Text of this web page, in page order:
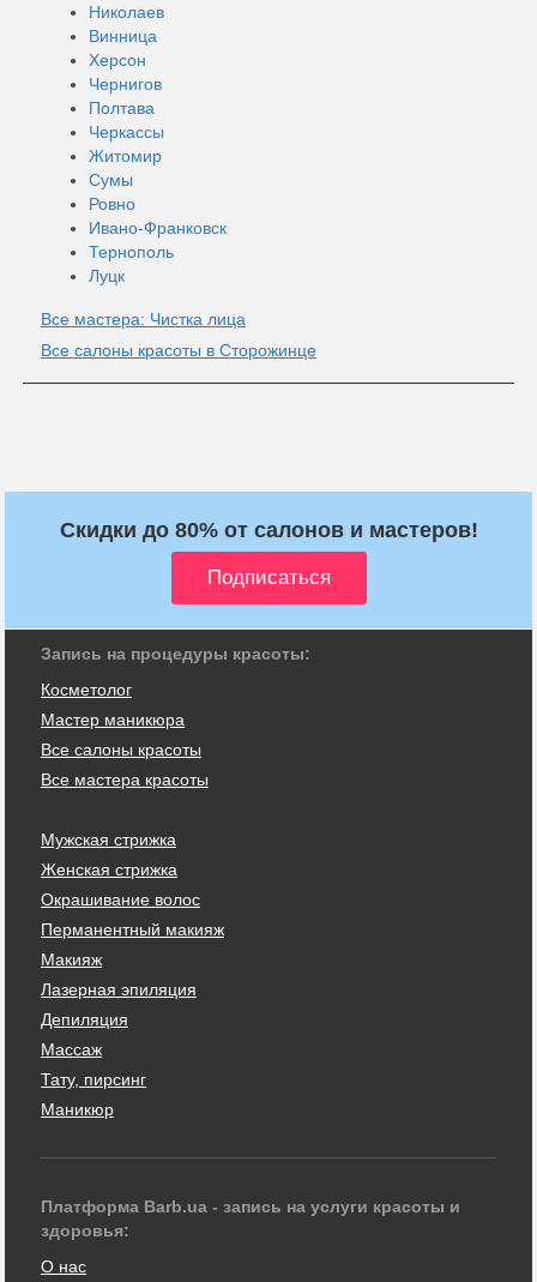
Николаев
Винница
Херсон
Чернигов
Полтава
Черкассы
Житомир
Сумы
Ровно
Ивано-Франковск
Тернополь
Луцк
Все мастера: Чистка лица
Все салоны красоты в Сторожинце
Скидки до 80% от салонов и мастеров!
Запись на процедуры красоты:
Косметолог
Мастер маникюра
Все салоны красоты
Все мастера красоты
Мужская стрижка
Женская стрижка
Окрашивание волос
Перманентный макияж
Макияж
Лазерная эпиляция
Депиляция
Массаж
Тату, пирсинг
Маникюр
Платформа Barb.ua - запись на услуги красоты и
здоровья:
О нас